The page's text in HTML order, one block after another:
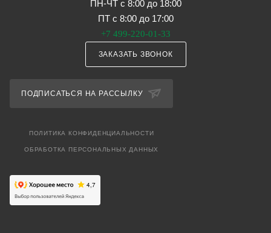
ПН-ЧТ с 8:00 до 18:00
ПТ с 8:00 до 17:00
+7 499-220-01-33
ЗАКАЗАТЬ ЗВОНОК
ПОДПИСАТЬСЯ НА РАССЫЛКУ
ПОЛИТИКА КОНФИДЕНЦИАЛЬНОСТИ
ОБРАБОТКА ПЕРСОНАЛЬНЫХ ДАННЫХ